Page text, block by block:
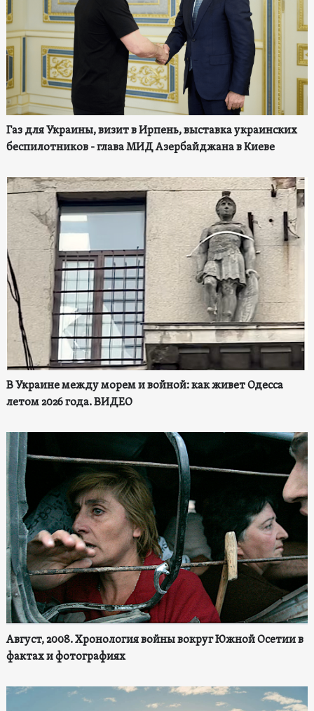
Газ для Украины, визит в Ирпень, выставка украинских
беспилотников - глава МИД Азербайджана в Киеве
В Украине между морем и войной: как живет Одесса
летом 2026 года. ВИДЕО
Август, 2008. Хронология войны вокруг Южной Осетии в
фактах и фотографиях